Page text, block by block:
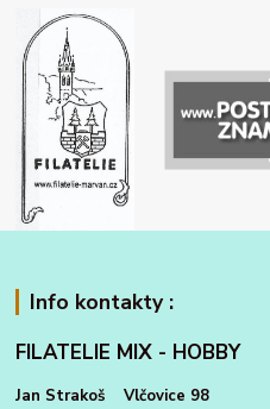
Info kontakty :
FILATELIE MIX - HOBBY
Jan Strakoš Vlčovice 98